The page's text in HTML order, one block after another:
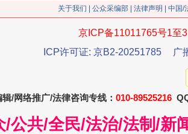
域中谋全局
关于我们 公众采编部 法律声明 | 中国
京ICP备11011765号1至
ICP许可证: 京B2-20251785
广
辑/网络推广/法律咨询专线： 010-89525216
/公共/全民/法治/法制/新